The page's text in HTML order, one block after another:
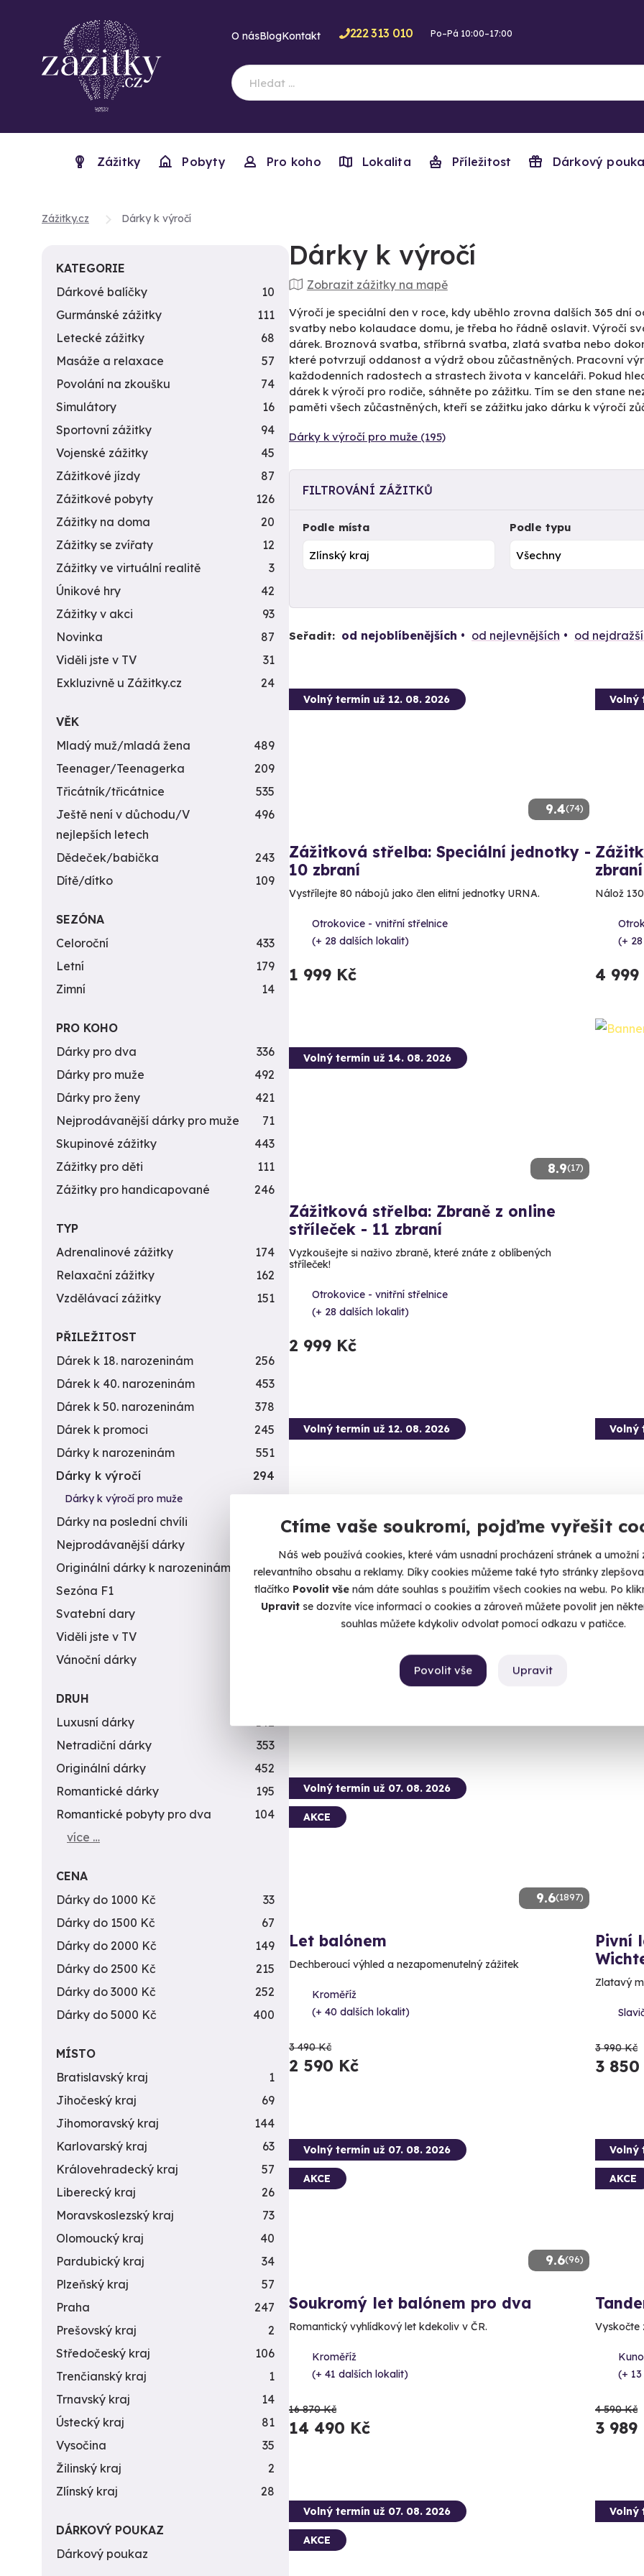
Ctíme vaše soukromí, pojďme vyřešit
Náš web používá cookies, které vám usnadní procházení stránek a umožní
relevantního obsahu a reklamy. Díky cookies můžeme také tyto stránky
tlačítko Povolit vše nám dáte souhlas s použitím všech cookies na webu. Po
Upravitse dozvíte více informací o cookies a zároveň můžete povolit jen
souhlas můžete kdykoliv odvolat pomocí odkazu v patičce.
Upravit
Povolit vše
O násBlogKontakt 222 313 010 Po–Pá 10:00–17:00
Zážitky Pobyty Pro koho Lokalita Příležitost Dárkový
Zážitky.cz Dárky k výročí
Dárky k výročí
Zobrazit zážitky na mapě
Výročí je speciální den v roce, kdy uběhlo zrovna dalších 365 dní
svatby nebo kolaudace domu, je třeba ho řádně oslavit. Výročí
dárek. Broznová svatba, stříbrná svatba, zlatá svatba nebo
které potvrzují oddanost a výdrž obou zůčastněných. Pracovní
každodenních radostech a strastech života v kanceláři. Pokud
dárek k výročí pro rodiče, sáhněte po zážitku. Tím se den stane
paměti všech zůčastněných, kteří se zážitku jako dárku k výročí
Dárky k výročí pro muže (195)
FILTROVÁNÍ ZÁŽITKŮ
Podle místa Podle typu
Seřadit: od nejoblíbenějších od nejlevnějších od
9.4(74)
Volný termín už 12. 08. 2026
Zážitková střelba: Speciální jednotky -
10 zbraní
Vystřílejte 80 nábojů jako člen elitní jednotky URNA.
Otrokovice - vnitřní střelnice
(+ 28 dalších lokalit)
1 999 Kč
Volný
zbraní
Nálož
(+
4 999
8.9(17)
Volný termín už 14. 08. 2026
Zážitková střelba: Zbraně z online
stříleček - 11 zbraní
Vyzkoušejte si naživo zbraně, které znáte z oblíbených
stříleček!
Otrokovice - vnitřní střelnice
(+ 28 dalších lokalit)
2 999 Kč
9.6
Volný termín už 12. 08. 2026
Zážitková střelba: Malorážky - 9
zbraní
Vystřílíte celkem 72 nábojů!
Otrokovice - vnitřní střelnice
Volný
zbraní
Vypálíte
9.6(1897)
Volný termín už 07. 08. 2026
AKCE
Let balónem
Dechberoucí výhled a nezapomenutelný zážitek
Kroměříž
(+ 40 dalších lokalit)
3 490 Kč
2 590 Kč
Pivní
Zlatavý
3 990 Kč
3 850
9.6(96)
Volný termín už 07. 08. 2026
AKCE
Soukromý let balónem pro dva
Romantický vyhlídkový let kdekoliv v ČR.
Kroměříž
(+ 41 dalších lokalit)
16 870 Kč
14 490 Kč
Volný
AKCE
Vyskočte
(+
4 590 Kč
3 989
Volný termín už 07. 08. 2026
AKCE
Volný
KATEGORIE
Dárkové balíčky
10
Gurmánské zážitky
111
Letecké zážitky
68
Masáže a relaxace
57
Povolání na zkoušku
74
Simulátory
16
Sportovní zážitky
94
Vojenské zážitky
45
Zážitkové jízdy
87
Zážitkové pobyty
126
Zážitky na doma
20
Zážitky se zvířaty
12
Zážitky ve virtuální realitě
3
Únikové hry
42
Zážitky v akci
93
Novinka
87
Viděli jste v TV
31
Exkluzivně u Zážitky.cz
24
VĚK
Mladý muž/mladá žena
489
Teenager/Teenagerka
209
Třicátník/třicátnice
535
Ještě není v důchodu/V
nejlepších letech
496
Dědeček/babička
243
Dítě/dítko
109
SEZÓNA
Celoroční
433
Letní
179
Zimní
14
PRO KOHO
Dárky pro dva
336
Dárky pro muže
492
Dárky pro ženy
421
Nejprodávanější dárky pro muže
71
Skupinové zážitky
443
Zážitky pro děti
111
Zážitky pro handicapované
246
TYP
Adrenalinové zážitky
174
Relaxační zážitky
162
Vzdělávací zážitky
151
PŘILEŽITOST
Dárek k 18. narozeninám
256
Dárek k 40. narozeninám
453
Dárek k 50. narozeninám
378
Dárek k promoci
245
Dárky k narozeninám
551
Dárky k výročí
294
Dárky k výročí pro muže 195
Dárky na poslední chvíli
Nejprodávanější dárky
Originální dárky k narozeninám
422
Sezóna F1
4
Svatební dary
196
Viděli jste v TV
Vánoční dárky
DRUH
Luxusní dárky
142
Netradiční dárky
353
Originální dárky
452
Romantické dárky
195
Romantické pobyty pro dva
104
více …
CENA
Dárky do 1000 Kč
33
Dárky do 1500 Kč
67
Dárky do 2000 Kč
149
Dárky do 2500 Kč
215
Dárky do 3000 Kč
252
Dárky do 5000 Kč
400
MÍSTO
Bratislavský kraj
1
Jihočeský kraj
69
Jihomoravský kraj
144
Karlovarský kraj
63
Královehradecký kraj
57
Liberecký kraj
26
Moravskoslezský kraj
73
Olomoucký kraj
40
Pardubický kraj
34
Plzeňský kraj
57
Praha
247
Prešovský kraj
2
Středočeský kraj
106
Trenčianský kraj
1
Trnavský kraj
14
Ústecký kraj
81
Vysočina
35
Žilinský kraj
2
Zlínský kraj
28
DÁRKOVÝ POUKAZ
Dárkový poukaz